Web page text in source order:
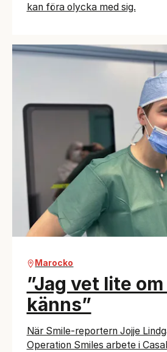
kan föra olycka med sig.
Marocko
”Jag vet lite
känns”
När Smile-reportern Jojje
Operation Smiles arbete i